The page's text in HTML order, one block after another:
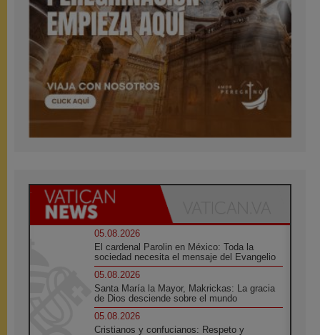
05.08.2026
El cardenal Parolin en México: Toda la
sociedad necesita el mensaje del Evangelio
05.08.2026
Santa María la Mayor, Makrickas: La gracia
de Dios desciende sobre el mundo
05.08.2026
Cristianos y confucianos: Respeto y